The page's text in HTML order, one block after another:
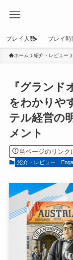
プレイ人数 プレイ時
ホーム 紹介・レビュー
『グランド
をわかりや
テル経営の
メント
当ページのリンク
紹介・レビュー